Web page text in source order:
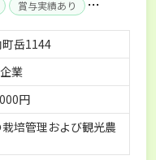
賞与実績あり
完備
岳1144
業
円
培管理および観光農